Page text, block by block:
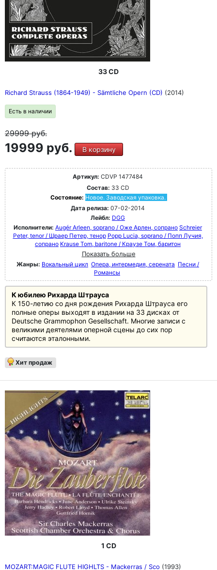
33 CD
Richard Strauss (1864-1949) - Sämtliche Opern (CD) (2014)
Есть в наличии
29999руб.
19999 руб. В корзину
Артикул: CDVP 1477484
Состав: 33 CD
Состояние: Новое. Заводская упаковка.
Дата релиза: 07-02-2014
Лейбл: DGG
Исполнители: Augér Arleen, soprano / Оже Арлен, сопрано Schreier
Peter, tenor / Шраер Петер, тенор Popp Lucia, soprano / Попп Лучия,
сопрано Krause Tom, baritone / Краузе Том, баритон
Показать больше
Жанры: Вокальный цикл Опера, интермедия, серената Песни /
Романсы
К юбилею Рихарда Штрауса
К 150-летию со дня рождения Рихарда Штрауса его
полные оперы выходят в издании на 33 дисках от
Deutsche Grammophon Gesellschaft. Многие записи с
великими деятелями оперной сцены до сих пор
считаются эталонными.
Хит продаж
1 CD
MOZART:MAGIC FLUTE HIGHLTS - Mackerras / Sco (1993)